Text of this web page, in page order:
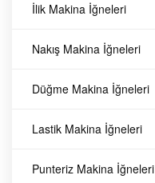
İlik Makina İğneleri
Nakış Makina İğneleri
Düğme Makina İğneleri
Lastik Makina İğneleri
Punteriz Makina İğneleri
KM Yuvarlak
Bıçağı 8 Köşe /
3.001,60TL